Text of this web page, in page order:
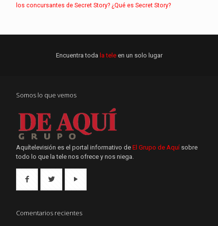
los concursantes de Secret Story? ¿Qué es Secret Story?
Encuentra toda la tele en un solo lugar
Somos lo que vemos
Aquítelevisión es el portal informativo de El Grupo de Aquí sobre
todo lo que la tele nos ofrece y nos niega.
Comentarios recientes